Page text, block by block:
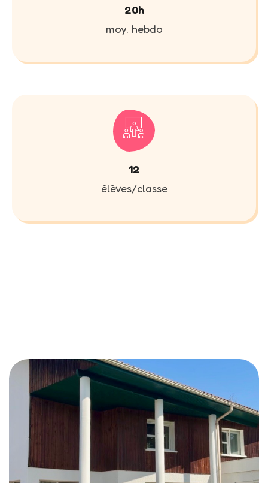
20h
moy. hebdo
12
élèves/classe